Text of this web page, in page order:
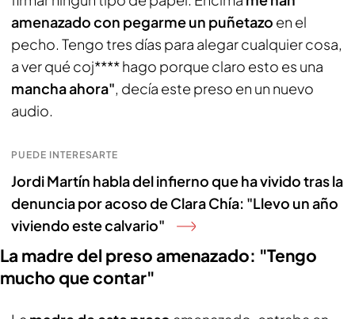
amenazado con pegarme un puñetazo en el
pecho. Tengo tres días para alegar cualquier cosa,
a ver qué coj**** hago porque claro esto es una
mancha ahora", decía este preso en un nuevo
audio.
PUEDE INTERESARTE
Jordi Martín habla del infierno que ha vivido tras la
denuncia por acoso de Clara Chía: "Llevo un año
viviendo este calvario"
La madre del preso amenazado: "Tengo
mucho que contar"